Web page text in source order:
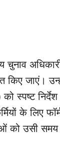
चुनाव
किए जाएं।
स्पष्ट निर्देश
के लिए
को उसी